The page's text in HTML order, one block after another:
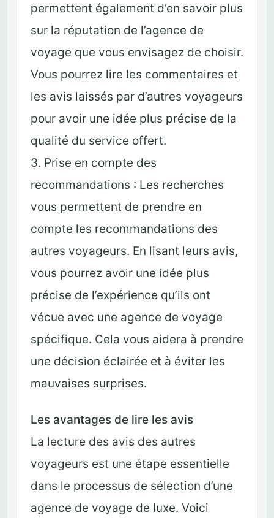
permettent également d’en savoir plus
sur la réputation de l’agence de
voyage que vous envisagez de choisir.
Vous pourrez lire les commentaires et
les avis laissés par d’autres voyageurs
pour avoir une idée plus précise de la
qualité du service offert.
3. Prise en compte des
recommandations : Les recherches
vous permettent de prendre en
compte les recommandations des
autres voyageurs. En lisant leurs avis,
vous pourrez avoir une idée plus
précise de l’expérience qu’ils ont
vécue avec une agence de voyage
spécifique. Cela vous aidera à prendre
une décision éclairée et à éviter les
mauvaises surprises.
Les avantages de lire les avis
La lecture des avis des autres
voyageurs est une étape essentielle
dans le processus de sélection d’une
agence de voyage de luxe. Voici